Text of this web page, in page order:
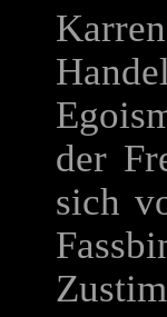
der
sich